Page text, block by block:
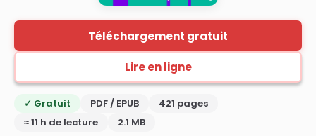
Téléchargement gratuit
Lire en ligne
✓ Gratuit PDF / EPUB
421 pages
≈ 11 h de lecture
2.1 MB